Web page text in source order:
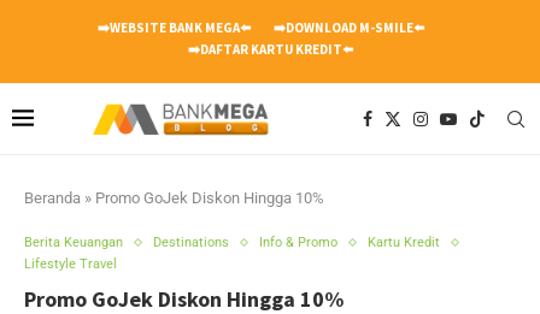
➡️WEBSITE BANK MEGA⬅️
➡️DOWNLOAD M-SMILE⬅️
➡️DAFTAR KARTU KREDIT⬅️
Beranda » Promo GoJek Diskon Hingga 10%
Berita Keuangan Destinations Info & Promo
Kartu Kredit
Lifestyle Travel
Promo GoJek Diskon Hingga 10%